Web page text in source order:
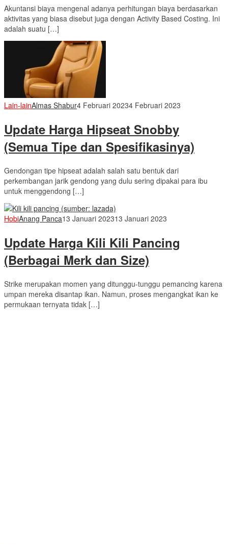
Akuntansi biaya mengenal adanya perhitungan biaya berdasarkan
aktivitas yang biasa disebut juga dengan Activity Based Costing. Ini
adalah suatu […]
Lain-lainAlmas Shabur4 Februari 20234 Februari 2023
Update Harga Hipseat Snobby
(Semua Tipe dan Spesifikasinya)
Gendongan tipe hipseat adalah salah satu bentuk dari
perkembangan jarik gendong yang dulu sering dipakai para ibu
untuk menggendong […]
HobiAnang Panca13 Januari 202313 Januari 2023
Update Harga Kili Kili Pancing
(Berbagai Merk dan Size)
Strike merupakan momen yang ditunggu-tunggu pemancing karena
umpan mereka disantap ikan. Namun, proses mengangkat ikan ke
permukaan ternyata tidak […]